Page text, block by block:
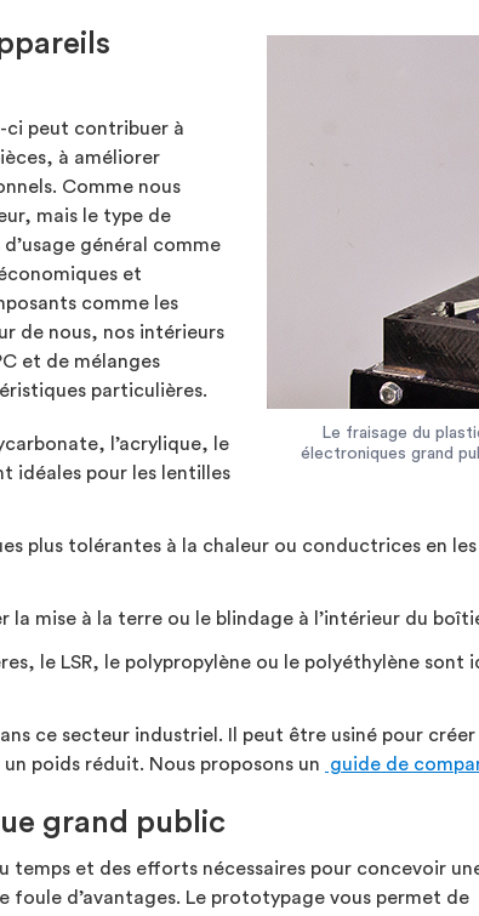
Le fraisage du
électroniques grand
ci peut contribuer à
à améliorer
Comme nous
mais le type de
général comme
et
comme les
de nous, nos intérieurs
et de mélanges
particulières.
l’acrylique, le
idéales pour les lentilles
plus tolérantes à la chaleur ou conductrices en
la mise à la terre ou le blindage à l’intérieur du
le LSR, le polypropylène ou le polyéthylène sont
ce secteur industriel. Il peut être usiné pour
poids réduit. Nous proposons un
guide de
grand public
temps et des efforts nécessaires pour concevoir
foule d’avantages. Le prototypage vous permet de